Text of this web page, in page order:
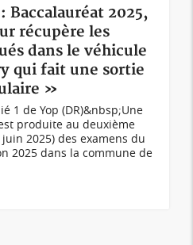
Baccalauréat 2025,
récupère les
dans le véhicule
qui fait une sortie
»
1 de Yop (DR)&nbsp;Une
produite au deuxième
2025) des examens du
2025 dans la commune de